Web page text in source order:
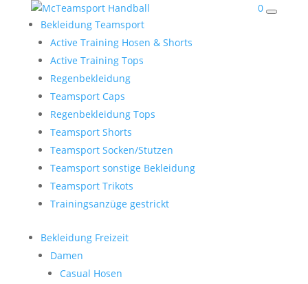
0
Bekleidung Teamsport
Active Training Hosen & Shorts
Active Training Tops
Regenbekleidung
Teamsport Caps
Regenbekleidung Tops
Teamsport Shorts
Teamsport Socken/Stutzen
Teamsport sonstige Bekleidung
Teamsport Trikots
Trainingsanzüge gestrickt
Bekleidung Freizeit
Damen
Casual Hosen